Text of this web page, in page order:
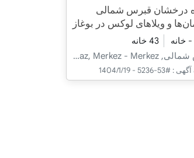
درخشان قبرس شمالی
و ویلاهای لوکس در بوغاز
- خانه
43 خانه
قبرس شمالی, İskele, Boğaz, Merkez - Merkez
:
#53-5236 - 1404/1/19